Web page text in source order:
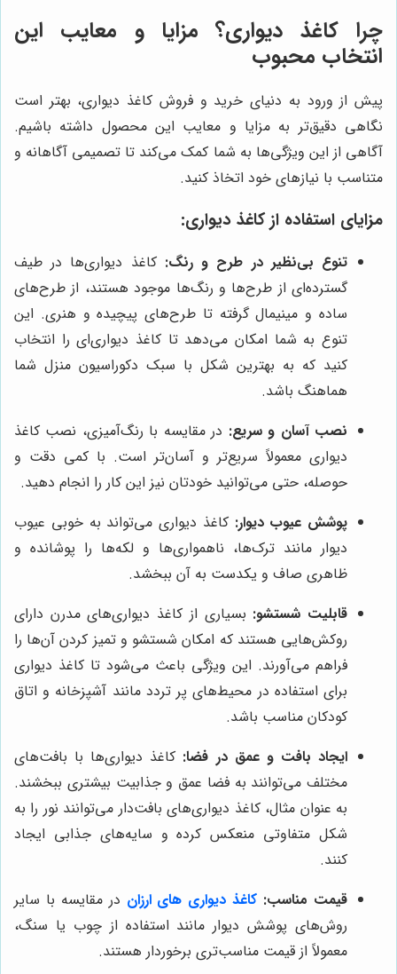
چرا کاغذ دیواری؟ مزایا و معایب این
انتخاب محبوب
پیش از ورود به دنیای خرید و فروش کاغذ دیواری، بهتر است
نگاهی دقیق‌تر به مزایا و معایب این محصول داشته باشیم.
آگاهی از این ویژگی‌ها به شما کمک می‌کند تا تصمیمی آگاهانه و
متناسب با نیازهای خود اتخاذ کنید.
مزایای استفاده از کاغذ دیواری:
تنوع بی‌نظیر در طرح و رنگ: کاغذ دیواری‌ها در طیف
گسترده‌ای از طرح‌ها و رنگ‌ها موجود هستند، از طرح‌های
ساده و مینیمال گرفته تا طرح‌های پیچیده و هنری. این
تنوع به شما امکان می‌دهد تا کاغذ دیواری‌ای را انتخاب
کنید که به بهترین شکل با سبک دکوراسیون منزل شما
هماهنگ باشد.
نصب آسان و سریع: در مقایسه با رنگ‌آمیزی، نصب کاغذ
دیواری معمولاً سریع‌تر و آسان‌تر است. با کمی دقت و
حوصله، حتی می‌توانید خودتان نیز این کار را انجام دهید.
پوشش عیوب دیوار: کاغذ دیواری می‌تواند به خوبی عیوب
دیوار مانند ترک‌ها، ناهمواری‌ها و لکه‌ها را پوشانده و
ظاهری صاف و یکدست به آن ببخشد.
قابلیت شستشو: بسیاری از کاغذ دیواری‌های مدرن دارای
روکش‌هایی هستند که امکان شستشو و تمیز کردن آن‌ها را
فراهم می‌آورند. این ویژگی باعث می‌شود تا کاغذ دیواری
برای استفاده در محیط‌های پر تردد مانند آشپزخانه و اتاق
کودکان مناسب باشد.
ایجاد بافت و عمق در فضا: کاغذ دیواری‌ها با بافت‌های
مختلف می‌توانند به فضا عمق و جذابیت بیشتری ببخشند.
به عنوان مثال، کاغذ دیواری‌های بافت‌دار می‌توانند نور را به
شکل متفاوتی منعکس کرده و سایه‌های جذابی ایجاد
کنند.
قیمت مناسب: کاغذ دیواری های ارزان در مقایسه با سایر
روش‌های پوشش دیوار مانند استفاده از چوب یا سنگ،
معمولاً از قیمت مناسب‌تری برخوردار هستند.